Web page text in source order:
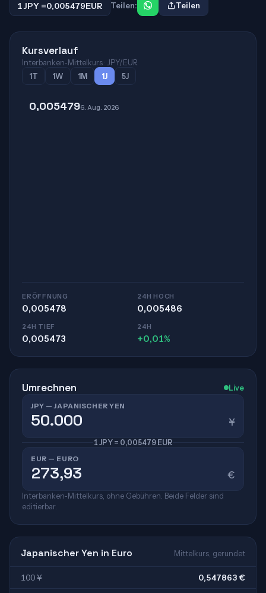
1 JPY =0,005479EUR Teilen: Teilen
Kursverlauf
Interbanken-Mittelkurs · JPY/EUR
1T
1W 1M 1J 5J
0,0054796. Aug. 2026
ERÖFFNUNG
0,005478
24H HOCH
0,005486
24H TIEF
0,005473
24H
+0,01%
Umrechnen Live
JPY — JAPANISCHER YEN
¥
1 JPY = 0,005479 EUR
EUR — EURO
€
Interbanken-Mittelkurs, ohne Gebühren. Beide Felder sind
editierbar.
Japanischer Yen in Euro Mittelkurs, gerundet
100 ¥ 0,547863 €